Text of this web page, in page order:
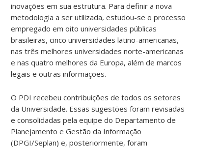
inovações em sua estrutura. Para definir a nova
metodologia a ser utilizada, estudou-se o processo
empregado em oito universidades públicas
brasileiras, cinco universidades latino-americanas,
nas três melhores universidades norte-americanas
e nas quatro melhores da Europa, além de marcos
legais e outras informações.
O PDI recebeu contribuições de todos os setores
da Universidade. Essas sugestões foram revisadas
e consolidadas pela equipe do Departamento de
Planejamento e Gestão da Informação
(DPGI/Seplan) e, posteriormente, foram